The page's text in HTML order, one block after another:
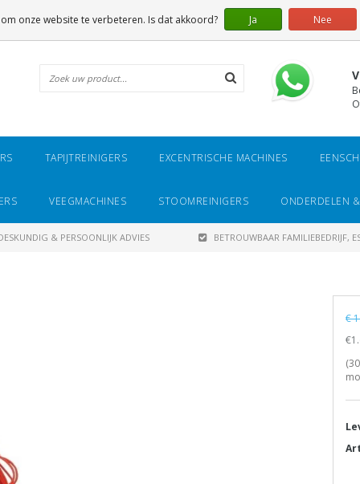
TAPIJTREINIGERS EXCENTRISCHE MACHINES
VEEGMACHINES STOOMREINIGERS ONDERDELEN
& PERSOONLIJK ADVIES BETROUWBAAR FAMILIEBEDRIJF,
€
onze website te verbeteren. Is dat akkoord? Ja Nee